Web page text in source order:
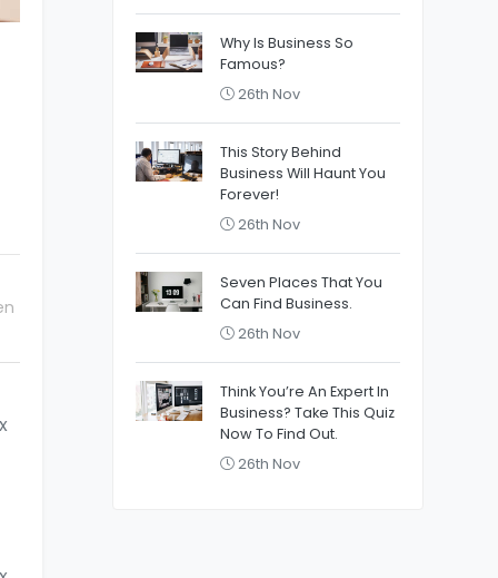
Why Is Business So
Famous?
26th Nov
This Story Behind
Business Will Haunt You
Forever!
26th Nov
Seven Places That You
Can Find Business.
26th Nov
Think You’re An Expert In
Business? Take This Quiz
Now To Find Out.
26th Nov